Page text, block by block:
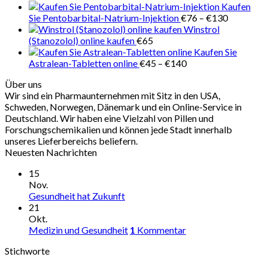
Kaufen
Sie Pentobarbital-Natrium-Injektion€76 – €130
€130
Winstrol
(Stanozolol) online kaufen€65
Kaufen Sie
Astralean-Tabletten online€45 – €140Preisspanne:
€140
Über uns
Wir sind ein Pharmaunternehmen mit Sitz in den USA,
Schweden, Norwegen, Dänemark und ein Online-Service in
Deutschland. Wir haben eine Vielzahl von Pillen und
Forschungschemikalien und können jede Stadt innerhalb
unseres Lieferbereichs beliefern.
Neuesten Nachrichten
15
Nov.
Gesundheit hat Zukunft
21
Okt.
Medizin und Gesundheit 1 Kommentar
Stichworte